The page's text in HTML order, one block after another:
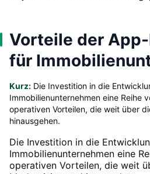
Vorteile der
für
Kurz: Die Investition in die
Immobilienunternehmen eine Reihe
operativen Vorteilen, die weit über
hinausgehen.
Die Investition in die
Immobilienunternehmen eine
operativen Vorteilen, die weit